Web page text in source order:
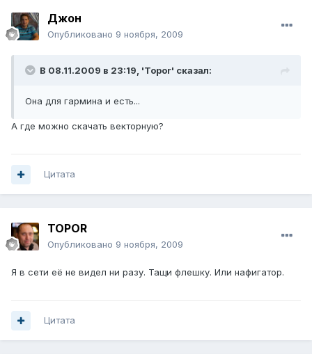
Джон
Опубликовано 9 ноября, 2009
В 08.11.2009 в 23:19, 'Topor' сказал:
Она для гармина и есть...
А где можно скачать векторную?
Цитата
TOPOR
Опубликовано 9 ноября, 2009
Я в сети её не видел ни разу. Тащи флешку. Или нафигатор.
Цитата